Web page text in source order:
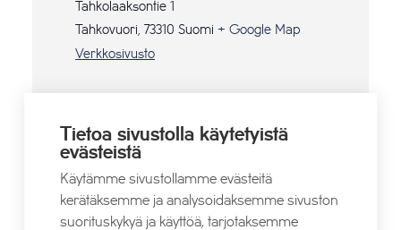
Tahkolaaksontie 1
Tahkovuori, 73310 Suomi + Google Map
Verkkosivusto
Stand Up: Matti Patronen Wine Tasting & Tapas
Tietoa sivustolla käytetyistä
evästeistä
Käytämme sivustollamme evästeitä
kerätäksemme ja analysoidaksemme sivuston
suorituskykyä ja käyttöä, tarjotaksemme